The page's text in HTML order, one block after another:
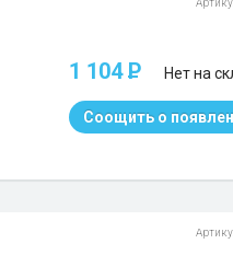
1 104P Нет на
Соощить о